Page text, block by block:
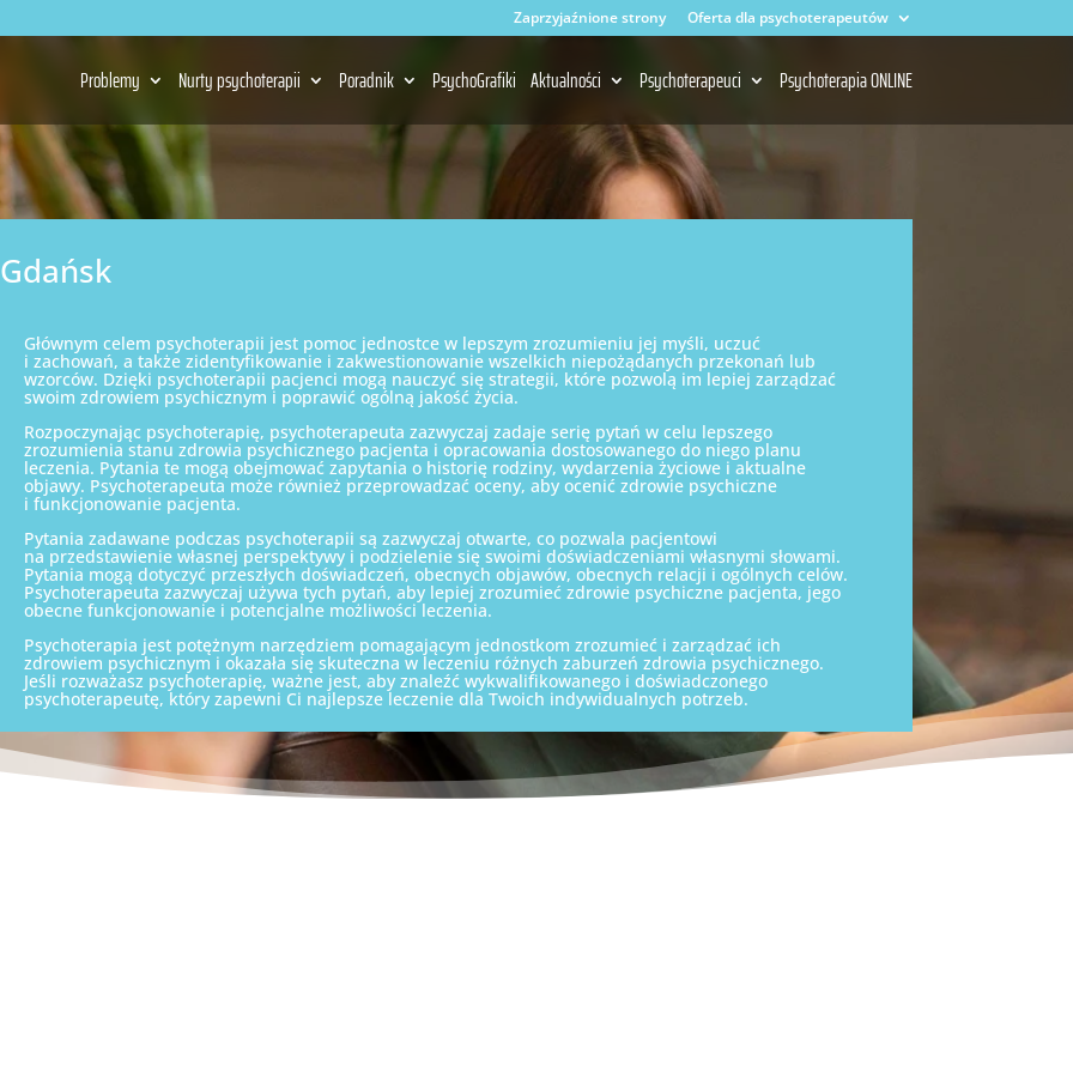
Zaprzyjaźnione strony Oferta dla psychoterapeutów
Problemy Nurty psychoterapii Poradnik PsychoGrafiki Aktualności Psychoterapeuci Psychoterapia ONLINE
Gdańsk
Głównym celem psychoterapii jest pomoc jednostce w lepszym zrozumieniu jej myśli, uczuć
i zachowań, a także zidentyfikowanie i zakwestionowanie wszelkich niepożądanych przekonań lub
wzorców. Dzięki psychoterapii pacjenci mogą nauczyć się strategii, które pozwolą im lepiej zarządzać
swoim zdrowiem psychicznym i poprawić ogólną jakość życia.
Rozpoczynając psychoterapię, psychoterapeuta zazwyczaj zadaje serię pytań w celu lepszego
zrozumienia stanu zdrowia psychicznego pacjenta i opracowania dostosowanego do niego planu
leczenia. Pytania te mogą obejmować zapytania o historię rodziny, wydarzenia życiowe i aktualne
objawy. Psychoterapeuta może również przeprowadzać oceny, aby ocenić zdrowie psychiczne
i funkcjonowanie pacjenta.
Pytania zadawane podczas psychoterapii są zazwyczaj otwarte, co pozwala pacjentowi
na przedstawienie własnej perspektywy i podzielenie się swoimi doświadczeniami własnymi słowami.
Pytania mogą dotyczyć przeszłych doświadczeń, obecnych objawów, obecnych relacji i ogólnych celów.
Psychoterapeuta zazwyczaj używa tych pytań, aby lepiej zrozumieć zdrowie psychiczne pacjenta, jego
obecne funkcjonowanie i potencjalne możliwości leczenia.
Psychoterapia jest potężnym narzędziem pomagającym jednostkom zrozumieć i zarządzać ich
zdrowiem psychicznym i okazała się skuteczna w leczeniu różnych zaburzeń zdrowia psychicznego.
Jeśli rozważasz psychoterapię, ważne jest, aby znaleźć wykwalifikowanego i doświadczonego
psychoterapeutę, który zapewni Ci najlepsze leczenie dla Twoich indywidualnych potrzeb.